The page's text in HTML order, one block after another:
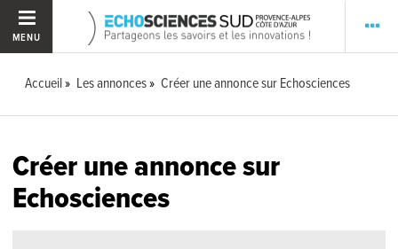
MENU
Accueil Les annonces Créer une annonce sur Echosciences
Créer une annonce sur
Echosciences